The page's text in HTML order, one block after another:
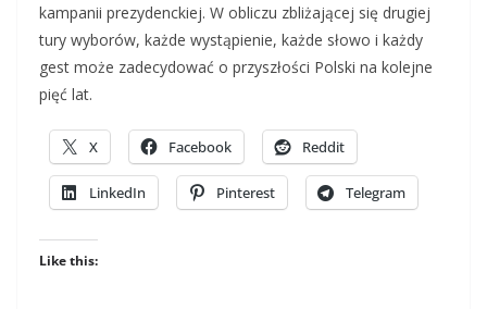
kampanii prezydenckiej. W obliczu zbliżającej się drugiej
tury wyborów, każde wystąpienie, każde słowo i każdy
gest może zadecydować o przyszłości Polski na kolejne
pięć lat.
X Facebook Reddit
LinkedIn Pinterest Telegram
Like this: